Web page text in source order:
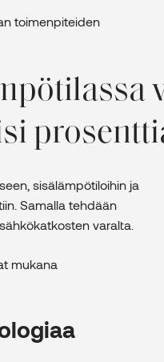
toimenpiteiden
sisälämpötiloihin ja
Samalla tehdään
varalta.
mukana